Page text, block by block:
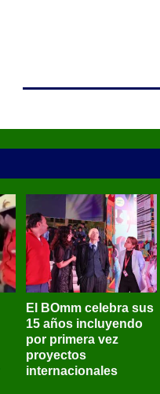
El BOmm celebra sus
15 años incluyendo
por primera vez
proyectos
internacionales